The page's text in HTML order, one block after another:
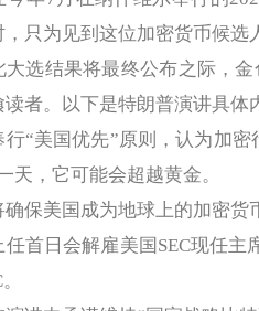
，只为见到这位加密货币候
结果将最终公布之际，金
读者。以下是特朗普演讲具体
行“美国优先”原则，认为加
天，它可能会超越黄金。
确保美国成为地球上的加密
首日会解雇美国SEC现任主